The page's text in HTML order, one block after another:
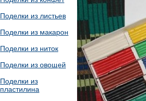
Поделки из листьев
Поделки из макарон
Поделки из ниток
Поделки из овощей
Поделки из
пластилина